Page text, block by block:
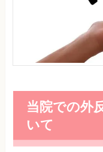
当院での外
いて